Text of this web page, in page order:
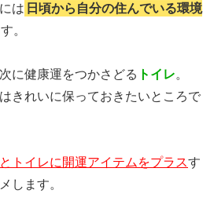
は 日頃から自分の住んでいる環境
。
次に健康運をつかさどる トイレ。
きれいに保っておきたいところで
トイレに開運アイテムをプラスす
します。